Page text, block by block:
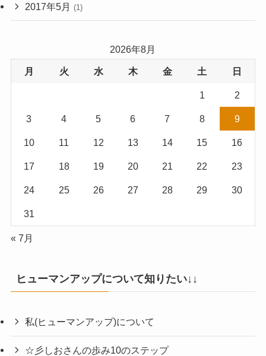
2017年5月 (1)
2026年8月
月 火 水 木 金 土 日
1 2
3 4 5 6 7 8 9
10 11 12 13 14 15 16
17 18 19 20 21 22 23
24 25 26 27 28 29 30
31
« 7月
ヒューマンアップについて知りたい↓↓
私(ヒューマンアップ)について
☆彡しおさんの歩み10のステップ